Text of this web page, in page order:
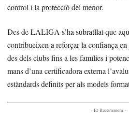
control i la protecció del menor.
Des de LALIGA s’ha subratllat que
contribueixen a reforçar la confiança
des dels clubs fins a les famílies i
mans d’una certificadora externa
estàndards definits per als models
- Et Recomanem -